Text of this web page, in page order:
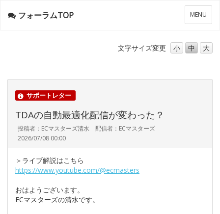
メ
ニ
ー
MENU
フォーラムTOP
文字サイズ変更 小 中 大
サポートレター
TDAの自動最適化配信が変わった？
投稿者：ECマスターズ清水 配信者：ECマスターズ
2026/07/08 00:00
＞ライブ解説はこちら
https://www.youtube.com/@ecmasters
おはようございます。
ECマスターズの清水です。